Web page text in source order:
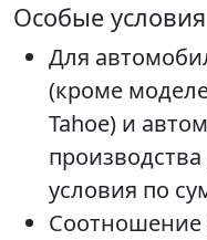
Особые условия
Для
(кроме
Tahoe) и
условия по
Соотношение